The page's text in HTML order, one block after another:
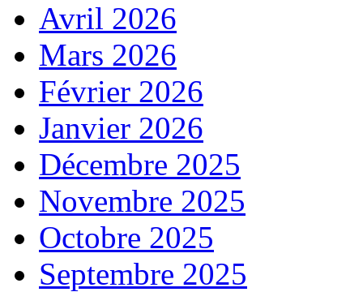
Avril 2026
Mars 2026
Février 2026
Janvier 2026
Décembre 2025
Novembre 2025
Octobre 2025
Septembre 2025